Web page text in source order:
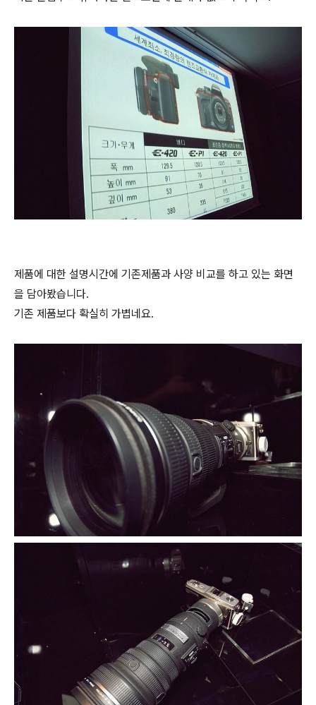
제품에 대한 설명시간에 기존제품과 사양 비교를 하고 있는 화면
을 담아봤습니다.
기존 제품보다 확실히 가볍네요.